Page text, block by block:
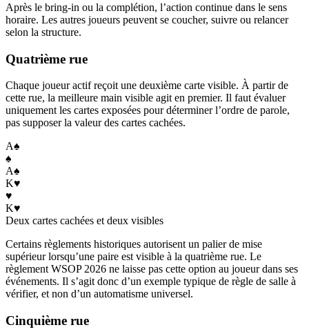
Après le bring-in ou la complétion, l’action continue dans le sens
horaire. Les autres joueurs peuvent se coucher, suivre ou relancer
selon la structure.
Quatrième rue
Chaque joueur actif reçoit une deuxième carte visible. À partir de
cette rue, la meilleure main visible agit en premier. Il faut évaluer
uniquement les cartes exposées pour déterminer l’ordre de parole,
pas supposer la valeur des cartes cachées.
A♠
♠
A♠
K♥
♥
K♥
Deux cartes cachées et deux visibles
Certains règlements historiques autorisent un palier de mise
supérieur lorsqu’une paire est visible à la quatrième rue. Le
règlement WSOP 2026 ne laisse pas cette option au joueur dans ses
événements. Il s’agit donc d’un exemple typique de règle de salle à
vérifier, et non d’un automatisme universel.
Cinquième rue